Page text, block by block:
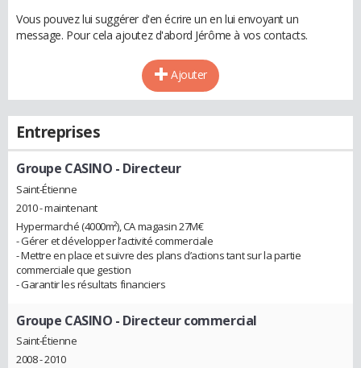
Vous pouvez lui suggérer d'en écrire un en lui envoyant un
message. Pour cela ajoutez d'abord Jérôme à vos contacts.
Ajouter
Entreprises
Groupe CASINO - Directeur
Saint-Étienne
2010 - maintenant
Hypermarché (4000m²), CA magasin 27M€
- Gérer et développer l’activité commerciale
- Mettre en place et suivre des plans d’actions tant sur la partie
commerciale que gestion
- Garantir les résultats financiers
Groupe CASINO - Directeur commercial
Saint-Étienne
2008 - 2010